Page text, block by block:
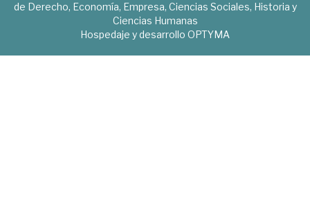
de Derecho, Economía, Empresa, Ciencias Sociales, Historia y
Ciencias Humanas
Hospedaje y desarrollo OPTYMA